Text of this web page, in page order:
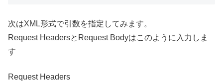
次はXML形式で引数を指定してみます。
Request HeadersとRequest Bodyはこのように入力しま
す
Request Headers